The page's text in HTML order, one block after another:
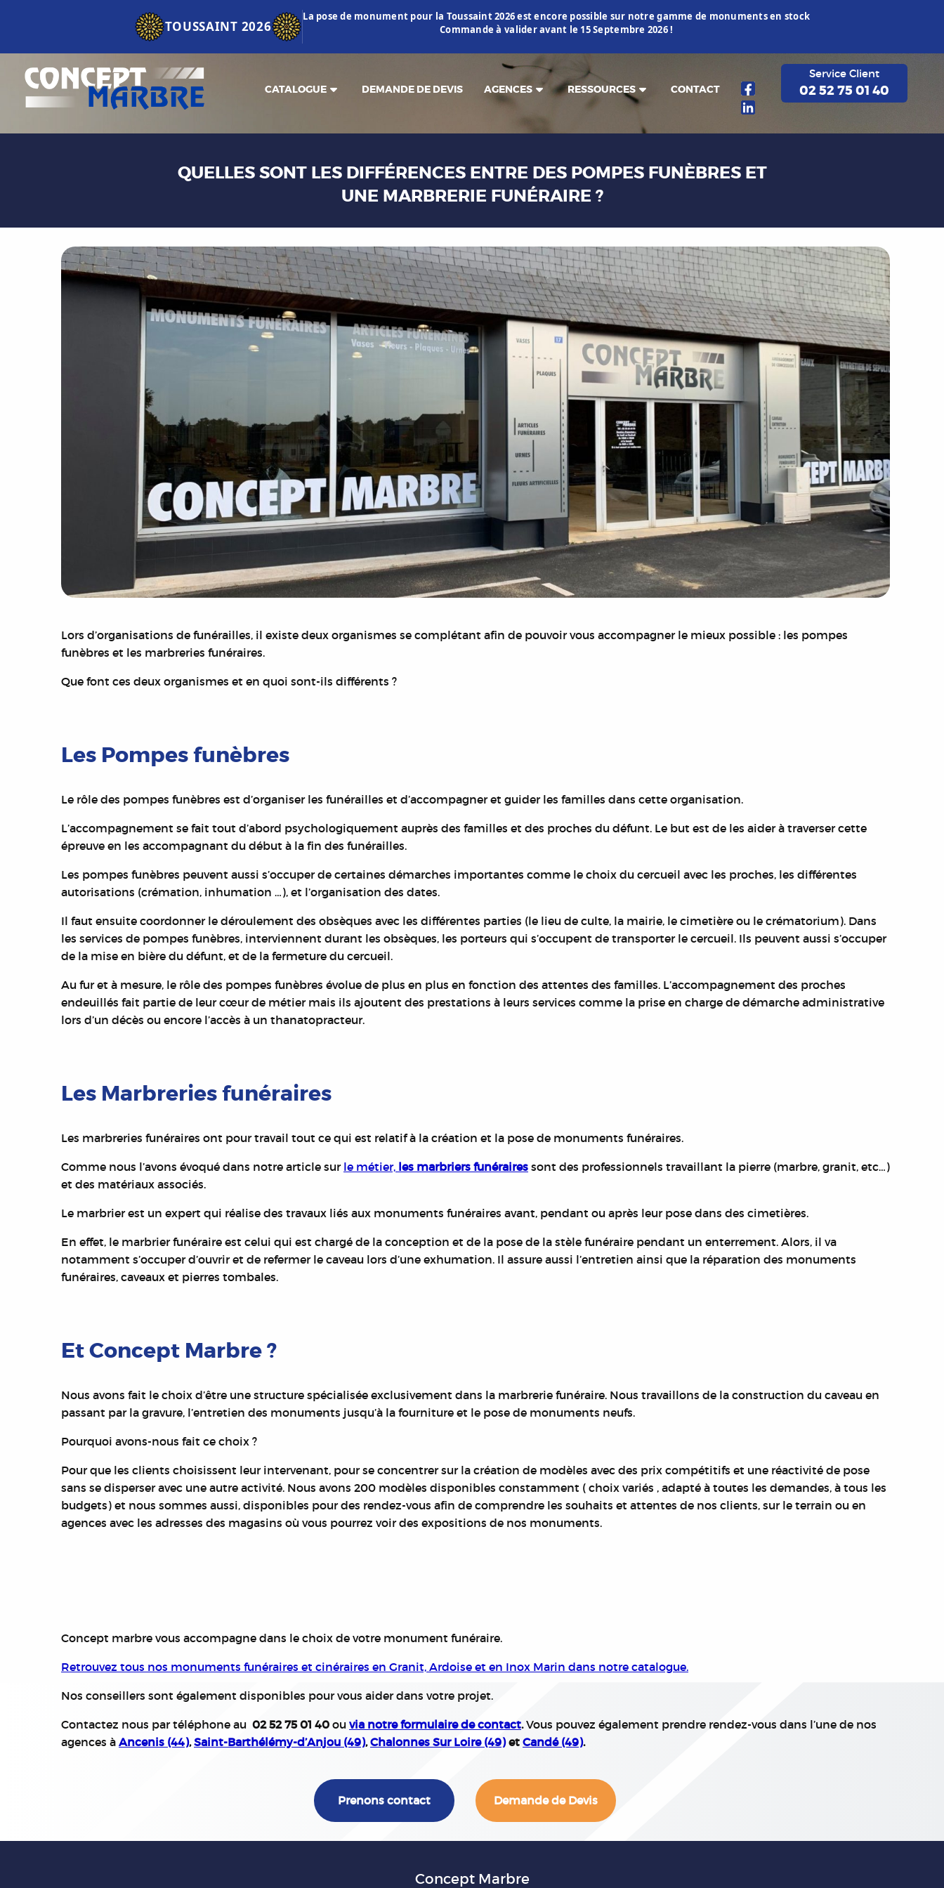
TOUSSAINT 2026
La pose de monument pour la Toussaint 2026 est encore possible sur notre gamme de monuments en stock
Commande à valider avant le 15 Septembre 2026 !
CATALOGUE DEMANDE DE DEVIS AGENCES RESSOURCES CONTACT
Service Client
02 52 75 01 40
QUELLES SONT LES DIFFÉRENCES ENTRE DES POMPES FUNÈBRES ET
UNE MARBRERIE FUNÉRAIRE ?
Lors d’organisations de funérailles, il existe deux organismes se complétant afin de pouvoir vous accompagner le mieux possible : les pompes
funèbres et les marbreries funéraires.
Que font ces deux organismes et en quoi sont-ils différents ?
Les Pompes funèbres
Le rôle des pompes funèbres est d’organiser les funérailles et d’accompagner et guider les familles dans cette organisation.
L’accompagnement se fait tout d’abord psychologiquement auprès des familles et des proches du défunt. Le but est de les aider à traverser cette
épreuve en les accompagnant du début à la fin des funérailles.
Les pompes funèbres peuvent aussi s’occuper de certaines démarches importantes comme le choix du cercueil avec les proches, les différentes
autorisations (crémation, inhumation …), et l’organisation des dates.
Il faut ensuite coordonner le déroulement des obsèques avec les différentes parties (le lieu de culte, la mairie, le cimetière ou le crématorium). Dans
les services de pompes funèbres, interviennent durant les obsèques, les porteurs qui s’occupent de transporter le cercueil. Ils peuvent aussi s’occuper
de la mise en bière du défunt, et de la fermeture du cercueil.
Au fur et à mesure, le rôle des pompes funèbres évolue de plus en plus en fonction des attentes des familles. L’accompagnement des proches
endeuillés fait partie de leur cœur de métier mais ils ajoutent des prestations à leurs services comme la prise en charge de démarche administrative
lors d’un décès ou encore l’accès à un thanatopracteur.
Les Marbreries funéraires
Les marbreries funéraires ont pour travail tout ce qui est relatif à la création et la pose de monuments funéraires.
Comme nous l’avons évoqué dans notre article sur le métier, les marbriers funéraires sont des professionnels travaillant la pierre (marbre, granit, etc…)
et des matériaux associés.
Le marbrier est un expert qui réalise des travaux liés aux monuments funéraires avant, pendant ou après leur pose dans des cimetières.
En effet, le marbrier funéraire est celui qui est chargé de la conception et de la pose de la stèle funéraire pendant un enterrement. Alors, il va
notamment s’occuper d’ouvrir et de refermer le caveau lors d’une exhumation. Il assure aussi l’entretien ainsi que la réparation des monuments
funéraires, caveaux et pierres tombales.
Et Concept Marbre ?
Nous avons fait le choix d’être une structure spécialisée exclusivement dans la marbrerie funéraire. Nous travaillons de la construction du caveau en
passant par la gravure, l’entretien des monuments jusqu’à la fourniture et le pose de monuments neufs.
Pourquoi avons-nous fait ce choix ?
Pour que les clients choisissent leur intervenant, pour se concentrer sur la création de modèles avec des prix compétitifs et une réactivité de pose
sans se disperser avec une autre activité. Nous avons 200 modèles disponibles constamment ( choix variés , adapté à toutes les demandes, à tous les
budgets) et nous sommes aussi, disponibles pour des rendez-vous afin de comprendre les souhaits et attentes de nos clients, sur le terrain ou en
agences avec les adresses des magasins où vous pourrez voir des expositions de nos monuments.
Concept marbre vous accompagne dans le choix de votre monument funéraire.
Retrouvez tous nos monuments funéraires et cinéraires en Granit, Ardoise et en Inox Marin dans notre catalogue.
Nos conseillers sont également disponibles pour vous aider dans votre projet.
Contactez nous par téléphone au 02 52 75 01 40 ou via notre formulaire de contact.Vous pouvez également prendre rendez-vous dans l’une de nos
agences à Ancenis (44),Saint-Barthélémy-d’Anjou (49),Chalonnes Sur Loire (49)et Candé (49).
Prenons contact Demande de Devis
Concept Marbre